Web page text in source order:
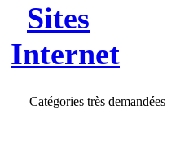
Sites
Internet
Catégories très demandées